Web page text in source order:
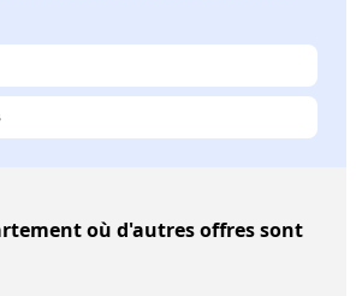
où d'autres offres sont